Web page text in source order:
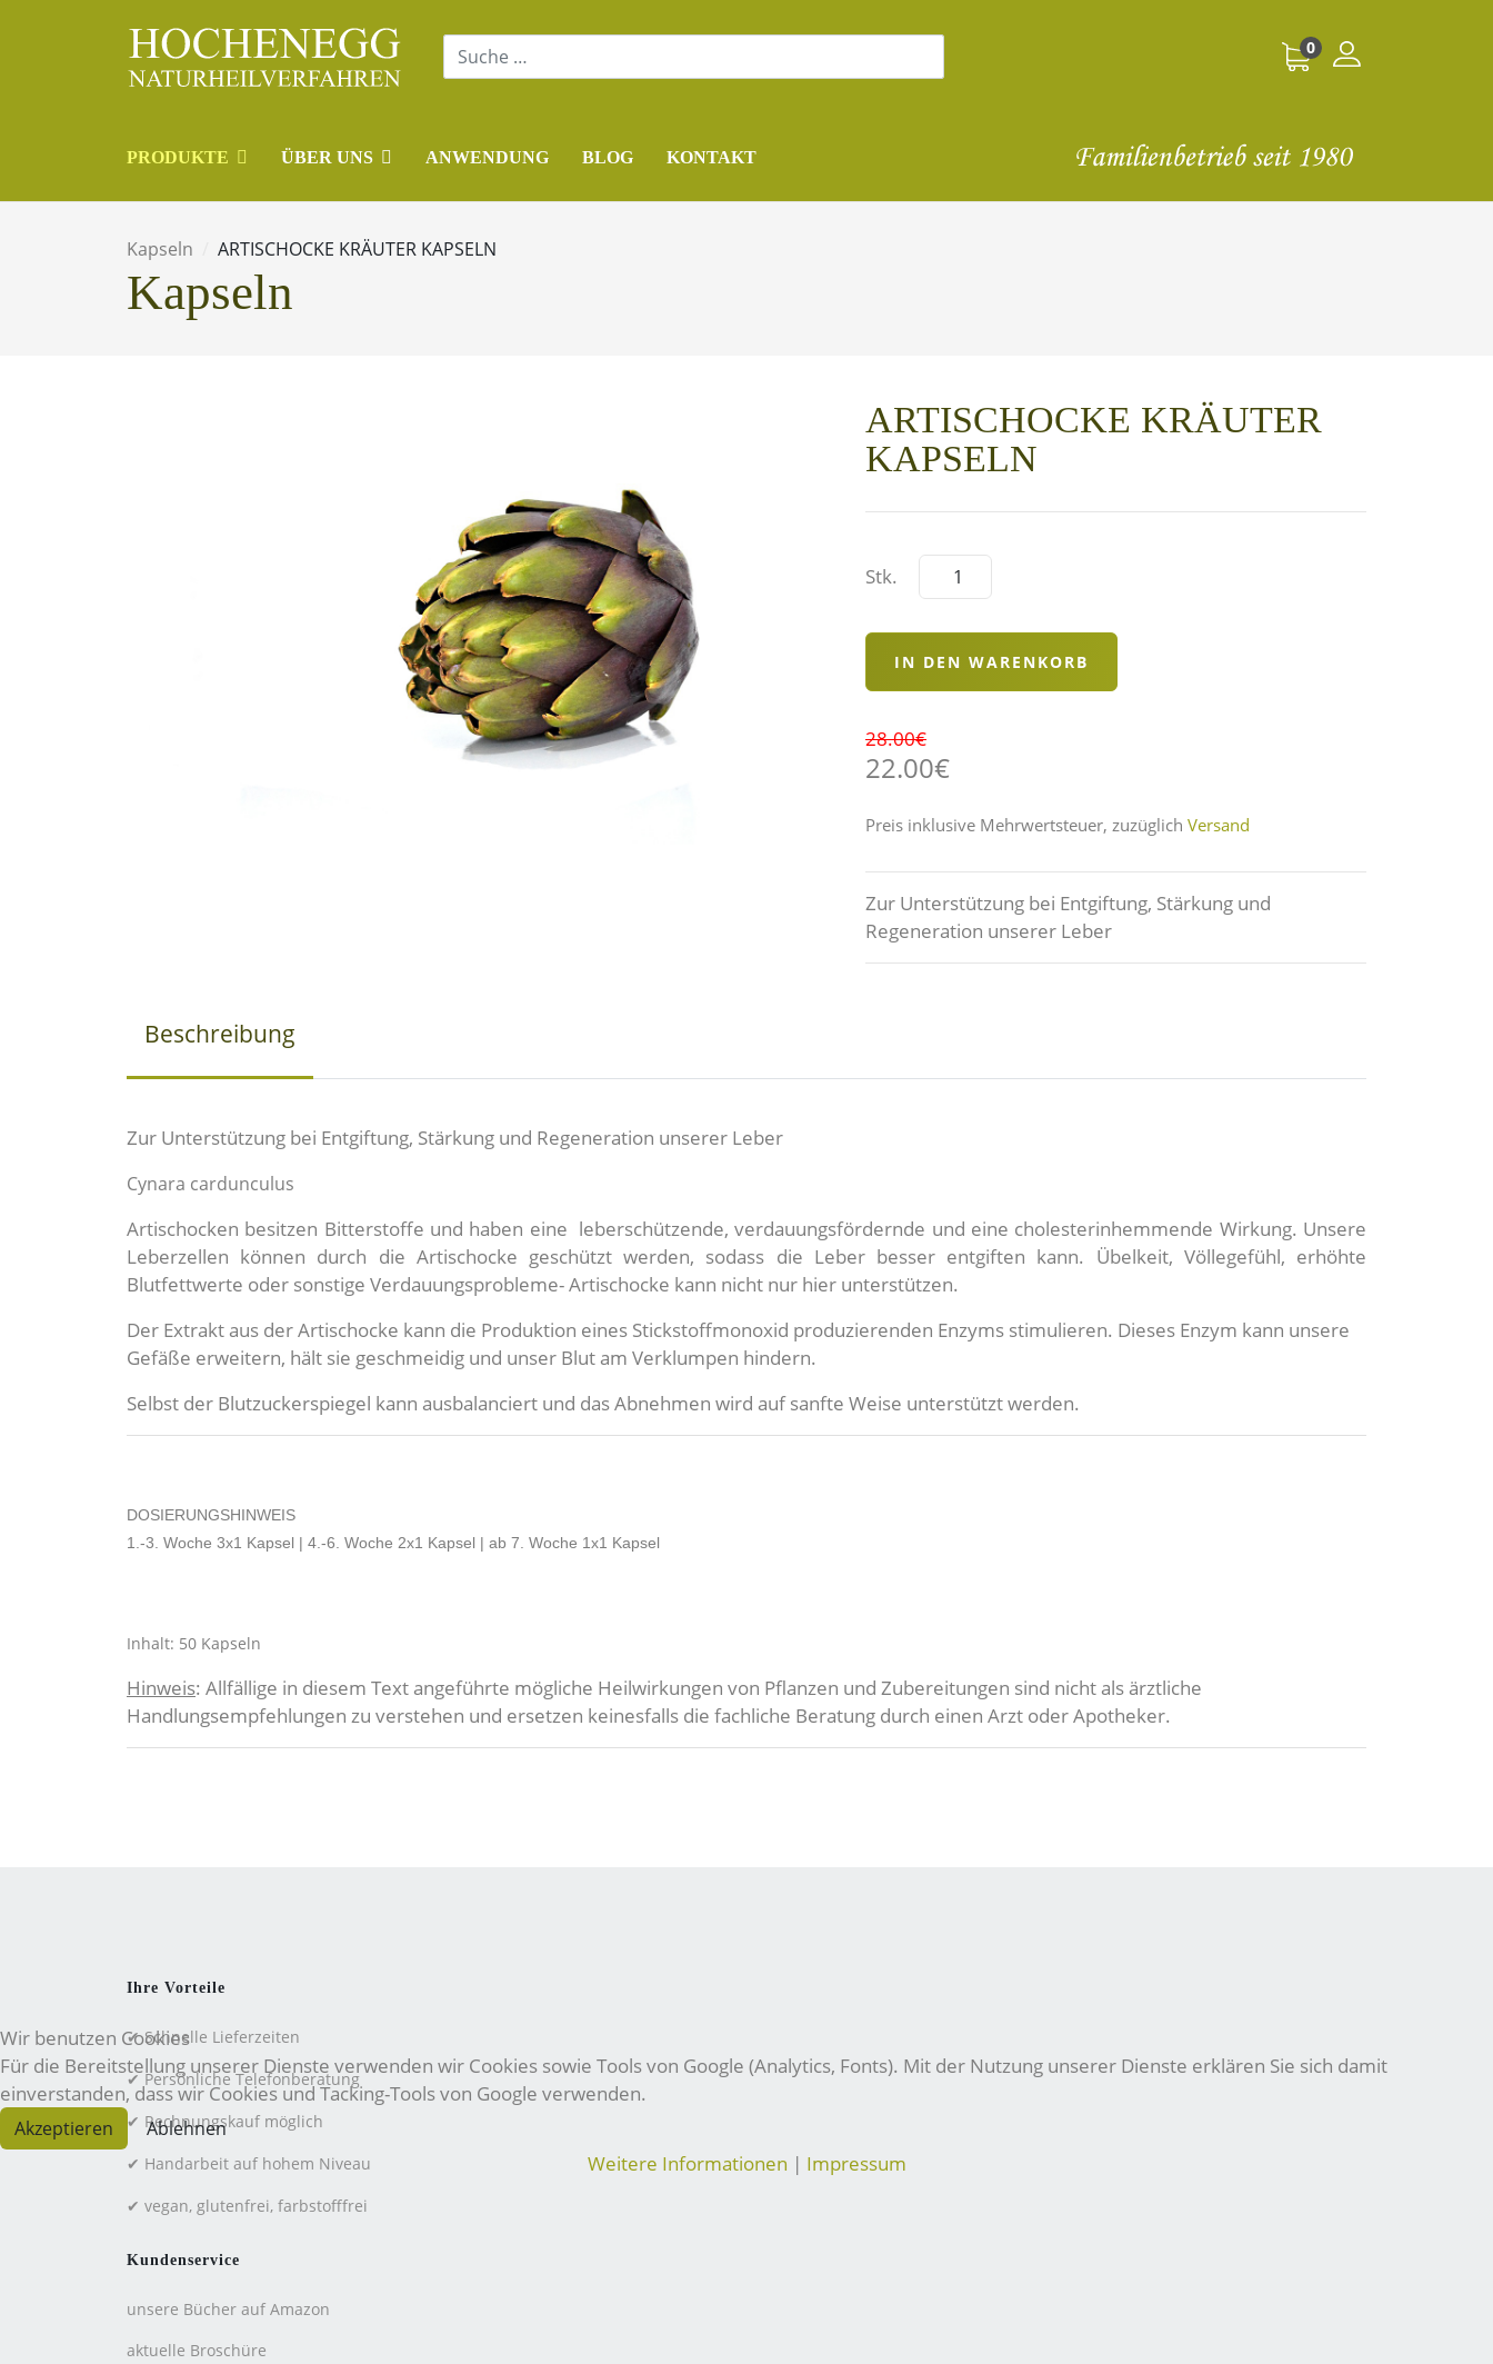
0
PRODUKTE ÜBER UNS ANWENDUNG BLOG KONTAKT
Kapseln ARTISCHOCKE KRÄUTER KAPSELN
Kapseln
ARTISCHOCKE KRÄUTER
KAPSELN
Stk.
28.00€
22.00€
Preis inklusive Mehrwertsteuer, zuzüglich Versand
Zur Unterstützung bei Entgiftung, Stärkung und
Regeneration unserer Leber
Beschreibung
Zur Unterstützung bei Entgiftung, Stärkung und Regeneration unserer Leber
Cynara cardunculus
Artischocken besitzen Bitterstoffe und haben eine leberschützende, verdauungsfördernde und eine cholesterinhemmende Wirkung. Unsere
Leberzellen können durch die Artischocke geschützt werden, sodass die Leber besser entgiften kann. Übelkeit, Völlegefühl, erhöhte
Blutfettwerte oder sonstige Verdauungsprobleme- Artischocke kann nicht nur hier unterstützen.
Der Extrakt aus der Artischocke kann die Produktion eines Stickstoffmonoxid produzierenden Enzyms stimulieren. Dieses Enzym kann unsere
Gefäße erweitern, hält sie geschmeidig und unser Blut am Verklumpen hindern.
Selbst der Blutzuckerspiegel kann ausbalanciert und das Abnehmen wird auf sanfte Weise unterstützt werden.
DOSIERUNGSHINWEIS
1.-3. Woche 3x1 Kapsel | 4.-6. Woche 2x1 Kapsel | ab 7. Woche 1x1 Kapsel
Inhalt: 50 Kapseln
Hinweis: Allfällige in diesem Text angeführte mögliche Heilwirkungen von Pflanzen und Zubereitungen sind nicht als ärztliche
Handlungsempfehlungen zu verstehen und ersetzen keinesfalls die fachliche Beratung durch einen Arzt oder Apotheker.
Ihre Vorteile
✔ Schnelle Lieferzeiten
✔ Persönliche Telefonberatung
✔ Rechnungskauf möglich
✔ Handarbeit auf hohem Niveau
✔ vegan, glutenfrei, farbstofffrei
Kundenservice
unsere Bücher auf Amazon
aktuelle Broschüre
Wir benutzen Cookies
Für die Bereitstellung unserer Dienste verwenden wir Cookies sowie Tools von Google (Analytics, Fonts). Mit der Nutzung unserer Dienste erklären Sie sich damit
einverstanden, dass wir Cookies und Tacking-Tools von Google verwenden.
Akzeptieren Ablehnen
Weitere Informationen | Impressum